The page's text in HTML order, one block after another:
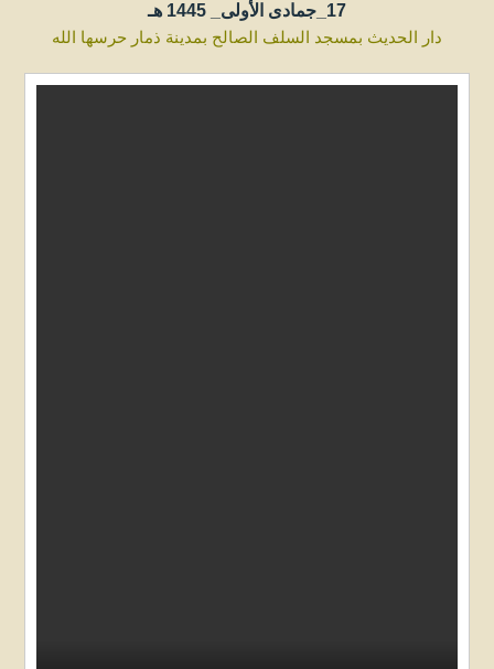
17_جمادى الأولى_
1445 هـ
دار الحديث بمسجد السلف الصالح بمدينة ذمار حرسها الله